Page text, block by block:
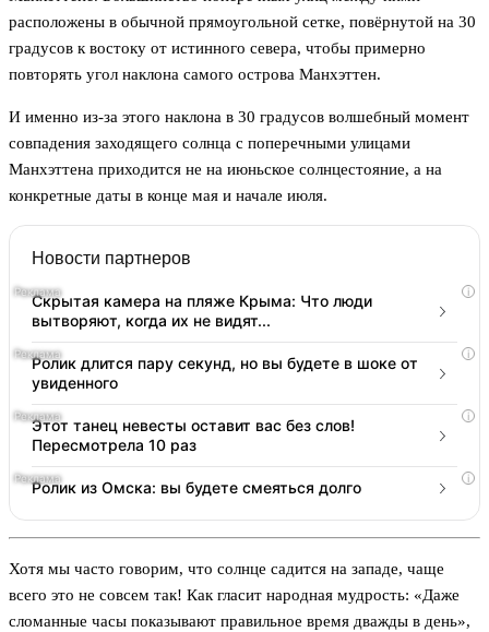
расположены в обычной прямоугольной сетке, повёрнутой на 30
градусов к востоку от истинного севера, чтобы примерно
повторять угол наклона самого острова Манхэттен.
И именно из-за этого наклона в 30 градусов волшебный момент
совпадения заходящего солнца с поперечными улицами
Манхэттена приходится не на июньское солнцестояние, а на
конкретные даты в конце мая и начале июля.
Новости партнеров
i
Скрытая камера на пляже Крыма: Что люди
вытворяют, когда их не видят...
i
Ролик длится пару секунд, но вы будете в шоке от
увиденного
i
Этот танец невесты оставит вас без слов!
Пересмотрела 10 раз
i
Ролик из Омска: вы будете смеяться долго
Хотя мы часто говорим, что солнце садится на западе, чаще
всего это не совсем так! Как гласит народная мудрость: «Даже
сломанные часы показывают правильное время дважды в день»,